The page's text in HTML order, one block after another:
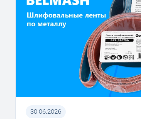
30.06.2026